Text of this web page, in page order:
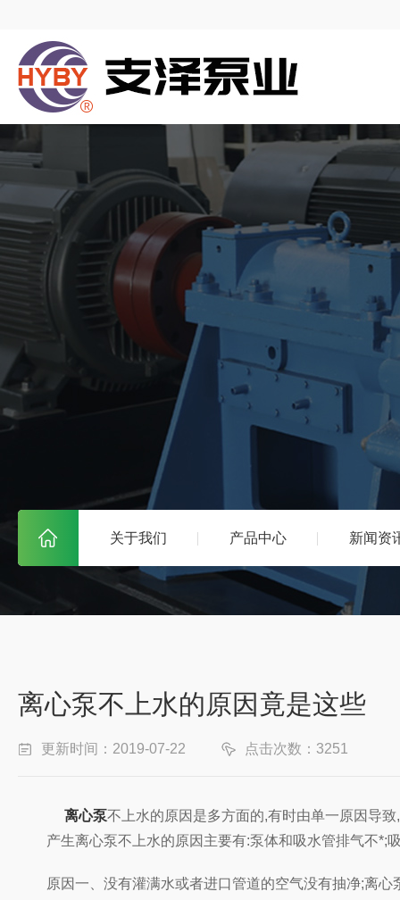
关于我们 产品中心 新闻资
离心泵不上水的原因竟是这些
更新时间：2019-07-22 点击次数：3251
离心泵不上水的原因是多方面的,有时由单一原因导
产生离心泵不上水的原因主要有:泵体和吸水管排气不*;
原因一、没有灌满水或者进口管道的空气没有抽净;离心